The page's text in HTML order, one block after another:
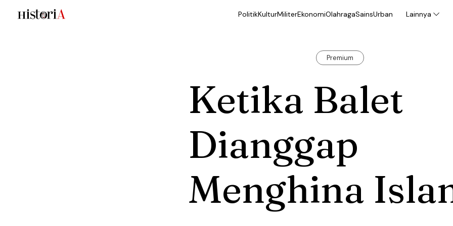
PolitikKulturMiliterEkonomiOlahragaSainsUrban Lainnya
Premium
Ketika Balet
Dianggap
Menghina